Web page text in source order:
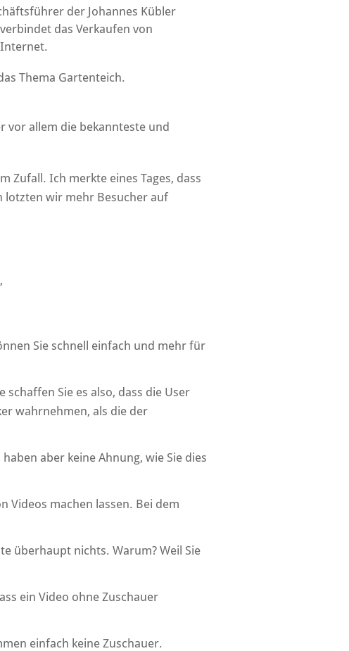
der Johannes Kübler
das Verkaufen von
Thema Gartenteich.
vor allem die bekannteste und
Zufall. Ich merkte eines Tages, dass
lotzten wir mehr Besucher auf
Sie schnell einfach und mehr für
Sie es also, dass die User
wahrnehmen, als die der
aber keine Ahnung, wie Sie dies
Videos machen lassen. Bei dem
überhaupt nichts. Warum? Weil Sie
ein Video ohne Zuschauer
einfach keine Zuschauer.